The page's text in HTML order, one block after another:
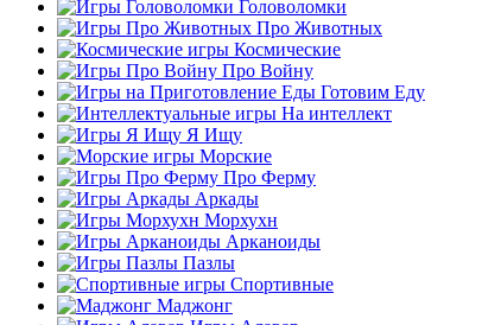
Головоломки
Про Животных
Космические
Про Войну
Готовим Еду
На интеллект
Я Ищу
Морские
Про Ферму
Аркады
Морхухн
Арканоиды
Пазлы
Спортивные
Маджонг